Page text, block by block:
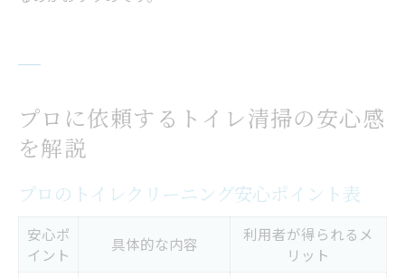
プロに依頼するトイレ清掃の安心感
を解説
プロのトイレクリーニング安心ポイント表
安心ポ
イント
具体的な内容
利用者が得られるメ
リット